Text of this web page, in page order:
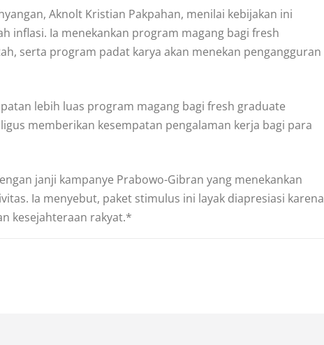
Aknolt Kristian Pakpahan, menilai kebijakan ini
inflasi. Ia menekankan program magang bagi fresh
serta program padat karya akan menekan pengangguran
lebih luas program magang bagi fresh graduate
memberikan kesempatan pengalaman kerja bagi para
janji kampanye Prabowo-Gibran yang menekankan
Ia menyebut, paket stimulus ini layak diapresiasi karena
kesejahteraan rakyat.*